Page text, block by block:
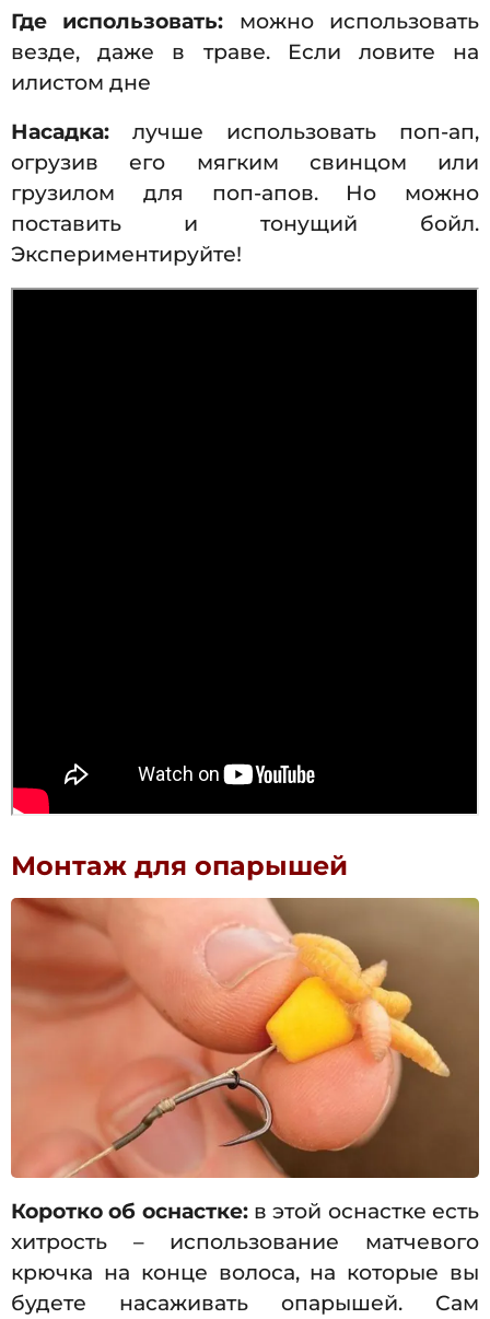
Где использовать: можно использовать
везде, даже в траве. Если ловите на
илистом дне
Насадка: лучше использовать поп-ап,
огрузив его мягким свинцом или
грузилом для поп-апов. Но можно
поставить и тонущий бойл.
Экспериментируйте!
Монтаж для опарышей
Коротко об оснастке:в этой оснастке есть
хитрость – использование матчевого
крючка на конце волоса, на которые вы
будете насаживать опарышей. Сам